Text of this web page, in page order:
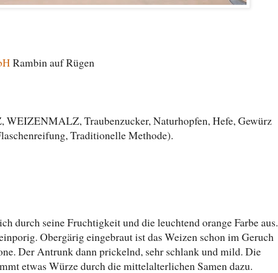
Rambin auf Rügen
WEIZENMALZ, Traubenzucker, Naturhopfen, Hefe, Gewürz
Traditionelle Methode).
durch seine Fruchtigkeit und die leuchtend orange Farbe aus.
Obergärig eingebraut ist das Weizen schon im Geruch
Der Antrunk dann prickelnd, sehr schlank und mild. Die
etwas Würze durch die mittelalterlichen Samen dazu.